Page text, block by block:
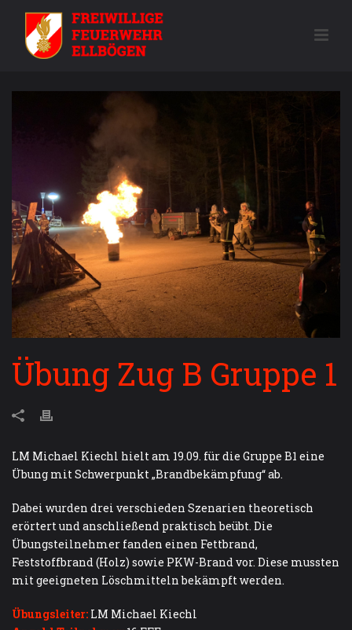
Übung Zug B Gruppe 1
LM Michael Kiechl hielt am 19.09. für die Gruppe B1 eine
Übung mit Schwerpunkt „Brandbekämpfung“ ab.
Dabei wurden drei verschieden Szenarien theoretisch
erörtert und anschließend praktisch beübt. Die
Übungsteilnehmer fanden einen Fettbrand,
Feststoffbrand (Holz) sowie PKW-Brand vor. Diese mussten
mit geeigneten Löschmitteln bekämpft werden.
Übungsleiter: LM Michael Kiechl